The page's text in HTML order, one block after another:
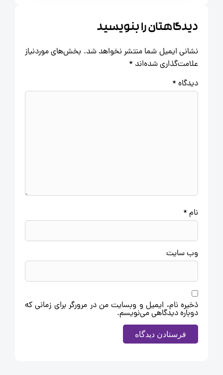
دیدگاهتان را بنویسید
نشانی ایمیل شما منتشر نخواهد شد.بخش‌های موردنیاز
علامت‌گذاری شده‌اند*
*
وب‌ سایت
ذخیره نام، ایمیل و وبسایت من در مرورگر برای زمانی که
دوباره دیدگاهی می‌نویسم.